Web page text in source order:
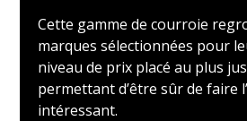
Cette gamme de courroie
marques sélectionnées pour
niveau de prix placé au plus
permettant d’être sûr de faire
intéressant.